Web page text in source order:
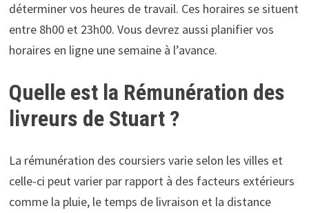
déterminer vos heures de travail. Ces horaires se situent
entre 8h00 et 23h00. Vous devrez aussi planifier vos
horaires en ligne une semaine à l’avance.
Quelle est la Rémunération des
livreurs de Stuart ?
La rémunération des coursiers varie selon les villes et
celle-ci peut varier par rapport à des facteurs extérieurs
comme la pluie, le temps de livraison et la distance